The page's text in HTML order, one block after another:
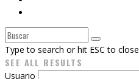
Type to search or hit ESC to close
SEE ALL RESULTS
Usuario